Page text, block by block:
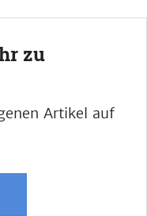
zu
Artikel auf